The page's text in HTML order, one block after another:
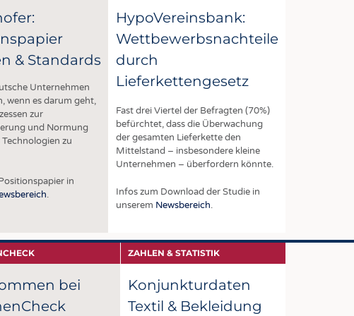
Kombination mit einer optimierten
Fadenführung sorgt die Geometrie
des Keramikölers 6020 für einen
Präparationsauftrag bei minimalem
Spray-Off und sehr hoher
Auftragsgleichmäßigkeit (niedriger
& Standards
Unternehmen
wenn es darum geht,
zur
und Normung
zu
in
.
HypoVereinsbank:
Wettbewerbsnachteile
durch
Lieferkettengesetz
Fast drei Viertel der Befragten (70%)
befürchtet, dass die Überwachung
der gesamten Lieferkette den
Mittelstand – insbesondere kleine
Unternehmen – überfordern könnte.
Infos zum Download der Studie in
unserem Newsbereich.
bei
ZAHLEN & STATISTIK
Konjunkturdaten
Textil & Bekleidung